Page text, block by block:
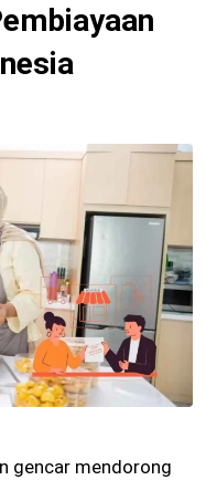
gencar mendorong